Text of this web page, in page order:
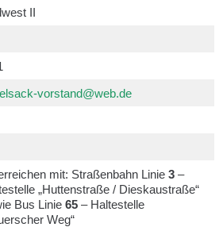
II
vorstand@web.de
mit: Straßenbahn Linie 3–
„Huttenstraße / Dieskaustraße“
Bus Linie 65– Haltestelle
Weg“